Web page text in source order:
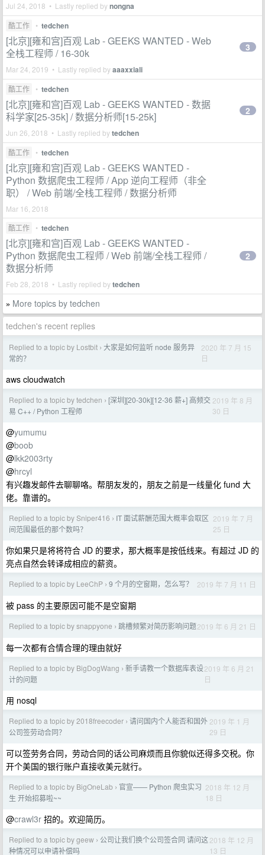
Jul 24, 2018 • Lastly replied bynongna
酷工作 • tedchen
[北京][雍和宫]百观 Lab - GEEKS WANTED - Web
全栈工程师 / 16-30k
Mar 24, 2019 • Lastly replied byaaaxxiali
3
酷工作 • tedchen
[北京][雍和宫]百观 Lab - GEEKS WANTED - 数据
科学家[25-35k] / 数据分析师[15-25k]
Jun 26, 2018 • Lastly replied bytedchen
2
酷工作 • tedchen
[北京][雍和宫]百观 Lab - GEEKS WANTED -
Python 数据爬虫工程师 / App 逆向工程师（非全
职） / Web 前端/全栈工程师 / 数据分析师
Mar 16, 2018
酷工作
• tedchen
[北京][雍和宫]百观 Lab - GEEKS WANTED -
Python 数据爬虫工程师 / Web 前端/全栈工程师 /
数据分析师
Feb 28, 2018 • Lastly replied bytedchen
2
» More topics by tedchen
tedchen's recent replies
Replied to a topic by Lostbit › 大家是如何监听 node 服务异
常的？
2020 年 7 月 15
日
aws cloudwatch
Replied to a topic by tedchen › [深圳][20-30k][12-36 薪+] 高频交
易 C++ / Python 工程师
2019 年 8 月
30 日
@yumumu
@boob
@lkk2003rty
@hrcyl
有兴趣发邮件去聊聊咯。帮朋友发的，朋友之前是一线量化 fund 大
佬。靠谱的。
Replied to a topic by Sniper416 › IT 面试薪酬范围大概率会取区
间范围最低的那个数吗？
2019 年 7 月
25 日
你如果只是将将符合 JD 的要求，那大概率是按低线来。有超过 JD 的
亮点自然会转译成相应的薪资。
Replied to a topic by LeeChP › 9 个月的空窗期，怎么写？ 2019 年 7 月 11 日
被 pass 的主要原因可能不是空窗期
Replied to a topic by snappyone › 跳槽频繁对简历影响问题2019 年 6 月 21 日
每一次都有合情合理的理由就好
Replied to a topic by BigDogWang › 新手请教一个数据库表设
计的问题
2019 年 6 月 21
日
用 nosql
Replied to a topic by 2018freecoder › 请问国内个人能否和国外
公司签劳动合同？
2019 年 1 月
29 日
可以签劳务合同，劳动合同的话公司麻烦而且你貌似还得多交税。你
开个美国的银行账户直接收美元就行。
Replied to a topic by BigOneLab › 官宣—— Python 爬虫实习
生 开始招募啦~~
2018 年 12 月
18 日
@crawl3r 招的。欢迎简历。
Replied to a topic by geew › 公司让我们换个公司签合同 请问这
种情况可以申请补偿吗
2018 年 12 月
13 日